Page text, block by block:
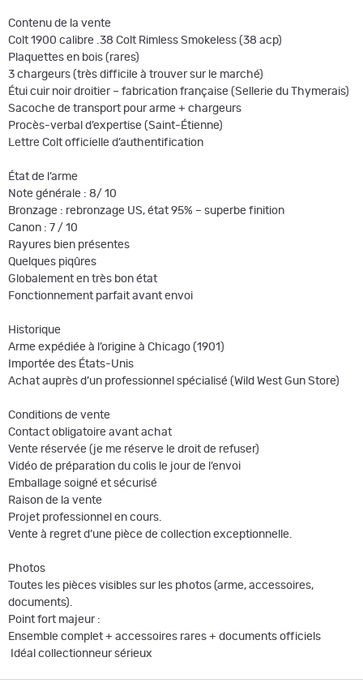
Contenu de la vente
Colt 1900 calibre .38 Colt Rimless Smokeless (38 acp)
Plaquettes en bois (rares)
3 chargeurs (très difficile à trouver sur le marché)
Étui cuir noir droitier – fabrication française (Sellerie du Thymerais)
Sacoche de transport pour arme + chargeurs
Procès-verbal d’expertise (Saint-Étienne)
Lettre Colt officielle d’authentification
État de l’arme
Note générale : 8/ 10
Bronzage : rebronzage US, état 95% – superbe finition
Canon : 7 / 10
Rayures bien présentes
Quelques piqûres
Globalement en très bon état
Fonctionnement parfait avant envoi
Historique
Arme expédiée à l’origine à Chicago (1901)
Importée des États-Unis
Achat auprès d’un professionnel spécialisé (Wild West Gun Store)
Conditions de vente
Contact obligatoire avant achat
Vente réservée (je me réserve le droit de refuser)
Vidéo de préparation du colis le jour de l’envoi
Emballage soigné et sécurisé
Raison de la vente
Projet professionnel en cours.
Vente à regret d’une pièce de collection exceptionnelle.
Photos
Toutes les pièces visibles sur les photos (arme, accessoires,
documents).
Point fort majeur :
Ensemble complet + accessoires rares + documents officiels
Idéal collectionneur sérieux